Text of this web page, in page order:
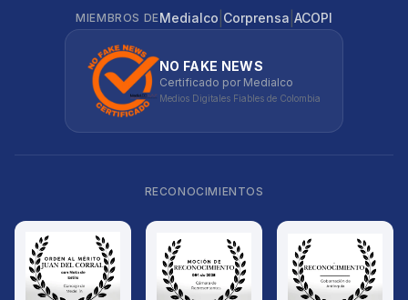
MIEMBROS DEMedialco Corprensa ACOPI
NO FAKE NEWS
Certificado por Medialco
Medios Digitales Fiables de Colombia
RECONOCIMIENTOS